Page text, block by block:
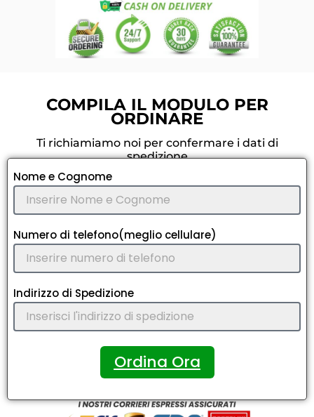
COMPILA IL MODULO PER
ORDINARE
Ti richiamiamo noi per confermare i dati di
spedizione
Nome e Cognome
Numero di telefono(meglio cellulare)
Indirizzo di Spedizione
Ordina Ora